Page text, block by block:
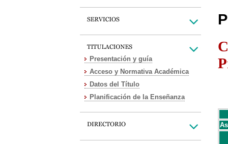
Presentación y guía
Acceso y Normativa Académica
Datos del Título
Planificación de la Enseñanza